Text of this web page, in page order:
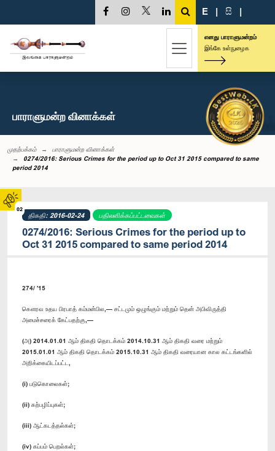
02
E | සි |
எனது பாராளுமன்றம்
இங்கே உள்நுழைக
பாராளுமன்ற வினாக்கள்
முதற்பக்கம்
பாராளுமன்ற வினாக்கள்
0274/2016: Serious Crimes for the period up to Oct 31 2015 compared to same
period 2014
திகதி: 2016-02-24 பதிலளிக்கப்பட்டவைகள்
0274/2016: Serious Crimes for the period up to
Oct 31 2015 compared to same period 2014
274/ '15
கௌரவ உதய பிரபாத் கம்மன்பில,— சட்டமும் ஒழுங்கும் மற்றும் தென் அபிவிருத்தி
அமைச்சரைக் கேட்பதற்கு,—
(அ) 2014.01.01 ஆம் திகதி தொடக்கம் 2014.10.31 ஆம் திகதி வரை மற்றும்
2015.01.01 ஆம் திகதி தொடக்கம் 2015.10.31 ஆம் திகதி வரையான கால கட்டங்களில்
அறிக்கையிடப்பட்ட,
(i) படுகொலைகள்;
(ii) கற்பழிப்புகள்;
(iii) ஆட்கடத்தல்கள்;
(iv) கப்பம் பெறல்கள்;